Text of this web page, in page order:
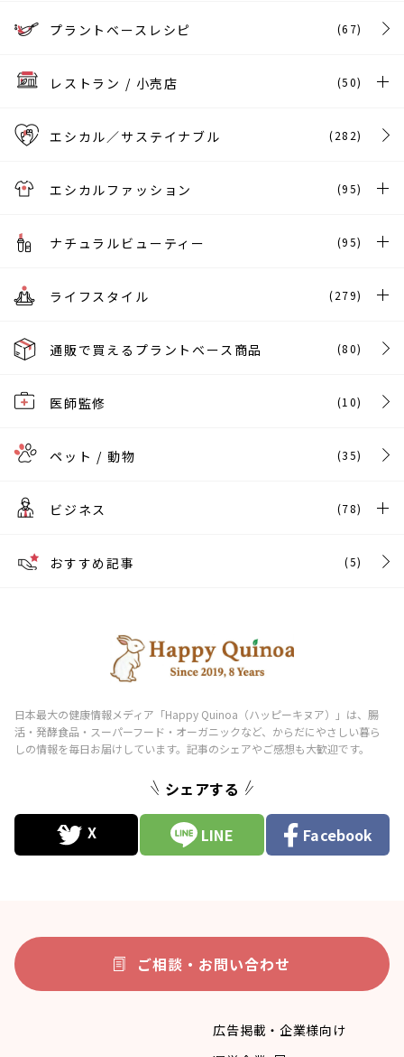
プラントベースレシピ (67)
レストラン / 小売店 (50)
エシカル／サステイナブル (282)
エシカルファッション (95)
ナチュラルビューティー (95)
ライフスタイル (279)
通販で買えるプラントベース商品 (80)
医師監修 (10)
ペット / 動物 (35)
ビジネス (78)
おすすめ記事 (5)
シェアする
LINE Facebook
ご相談・お問い合わせ
広告掲載・企業様向け